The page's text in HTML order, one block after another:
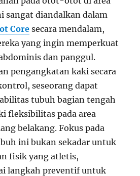
sangat diandalkan dalam
Core secara mendalam,
yang ingin memperkuat
dan panggul.
pengangkatan kaki secara
seseorang dapat
tubuh bagian tengah
fleksibilitas pada area
belakang. Fokus pada
ini bukan sekadar untuk
fisik yang atletis,
langkah preventif untuk